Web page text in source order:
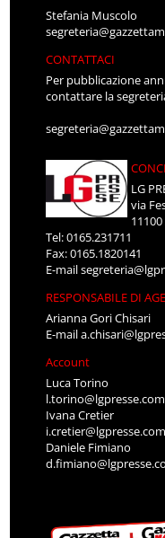
Stefania Muscolo
CONTATTACI
Per pubblicazione
contattare la
LG
via
11100
Tel: 0165.231711
Fax: 0165.1820141
E-mail
RESPONSABILE DI
Arianna Gori Chisari
E-mail
Account
Luca Torino
l.torino@lgpresse.com
Ivana Cretier
i.cretier@lgpresse.com
Daniele Fimiano